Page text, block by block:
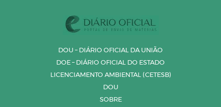
DOU – DIÁRIO OFICIAL DA UNIÃO
DOE – DIÁRIO OFICIAL DO ESTADO
LICENCIAMENTO AMBIENTAL (CETESB)
DOU
SOBRE